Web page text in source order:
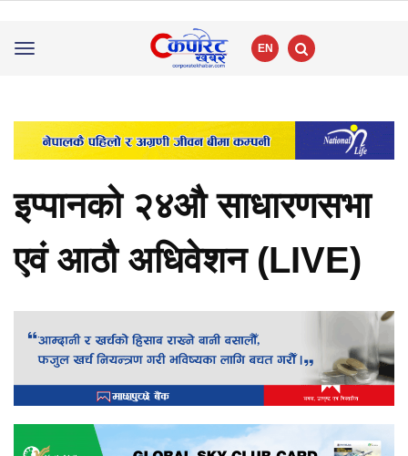
Toggle
EN
इप्पानको २४औ साधारणसभा
एवं आठौ अधिवेशन (LIVE)